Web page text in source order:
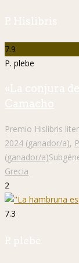
P. Hislibris
7.9
P. plebe
«La conjura
Camacho
Premio Hislibris
2024 (ganador/a),
(ganador/a)
Grecia
2
7.3
P. plebe